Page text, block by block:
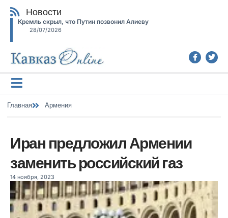
Новости
Кремль скрыл, что Путин позвонил Алиеву
28/07/2026
Главная Армения
Иран предложил Армении
заменить российский газ
14 ноября, 2023